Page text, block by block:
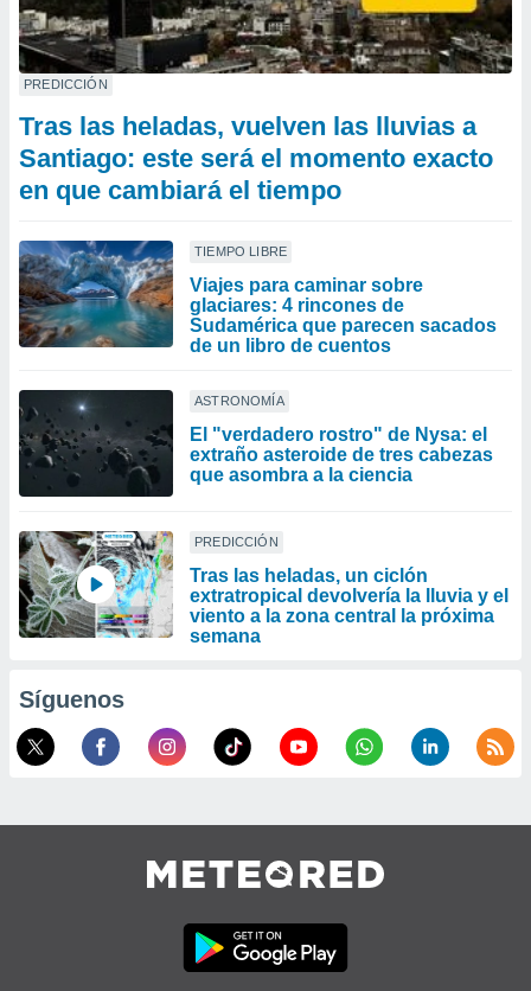
PREDICCIÓN
Tras las heladas, vuelven las lluvias a
Santiago: este será el momento exacto
en que cambiará el tiempo
TIEMPO LIBRE
Viajes para caminar sobre
glaciares: 4 rincones de
Sudamérica que parecen sacados
de un libro de cuentos
ASTRONOMÍA
El "verdadero rostro" de Nysa: el
extraño asteroide de tres cabezas
que asombra a la ciencia
PREDICCIÓN
Tras las heladas, un ciclón
extratropical devolvería la lluvia y el
viento a la zona central la próxima
semana
Síguenos